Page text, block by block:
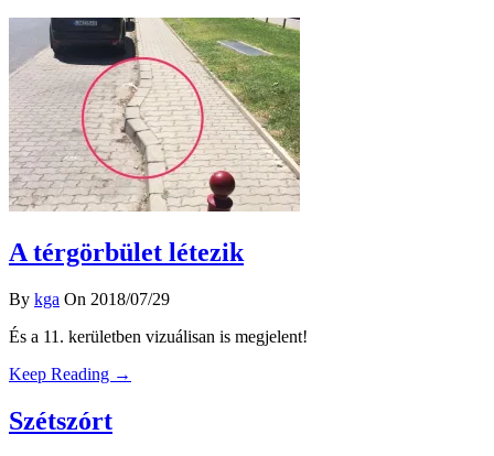
A térgörbület létezik
By kga On 2018/07/29
És a 11. kerületben vizuálisan is megjelent!
Keep Reading →
Szétszórt